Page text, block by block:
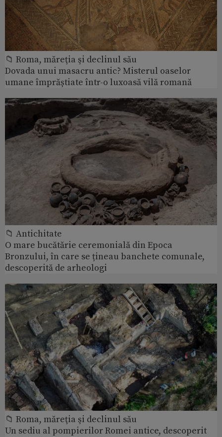
📁 Roma, măreţia şi declinul său
Dovada unui masacru antic? Misterul oaselor
umane împrăștiate într-o luxoasă vilă romană
📁 Antichitate
O mare bucătărie ceremonială din Epoca
Bronzului, în care se țineau banchete comunale,
descoperită de arheologi
📁 Roma, măreţia şi declinul său
Un sediu al pompierilor Romei antice, descoperit